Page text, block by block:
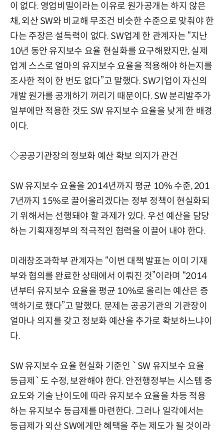
이 없다. 영업비밀이라는 이유로 원가공개는 하지 않은
채, 외산 SW와 비교해 무조건 비슷한 수준으로 맞춰야 한
다는 주장은 설득력이 없다. SW업계 한 관계자는 “지난
10년 동안 유지보수 요율 현실화를 요구해왔지만, 실제
업계 스스로 얼마의 유지보수 요율을 적용해야 하는지를
조사한 적이 한 번도 없다”고 말했다. SW기업이 자신의
개발 원가를 공개하기 꺼리기 때문이다. SW 분리발주가
일부에만 적용한 것도 SW 유지보수 요율을 낮게 한 배경
이다.
◇공공기관장의 정보화 예산 확보 의지가 관건
SW 유지보수 요율을 2014년까지 평균 10% 수준, 201
7년까지 15%로 끌어올리겠다는 정부 정책이 현실화되
기 위해서는 선행돼야 할 과제가 있다. 우선 예산을 담당
하는 기획재정부의 적극적인 협력을 이끌어 내야 한다.
미래창조과학부 관계자는 “이번 대책 발표는 이미 기재
부와 협의를 완료한 상태에서 이뤄진 것”이라며 “2014
년부터 유지보수 요율을 평균 10%로 올리는 예산은 증
액하기로 했다”고 말했다. 문제는 공공기관의 기관장이
얼마나 의지를 갖고 정보화 예산을 추가로 확보하느냐이
다.
SW 유지보수 요율 현실화 기준인 `SW 유지보수 요율
등급제`도 수정, 보완해야 한다. 안전행정부는 시스템 중
요도와 기술 난이도에 따라 유지보수 요율을 차등 적용
하는 유지보수 등급제를 마련한다. 그러나 일각에서는
등급제가 외산 SW에게만 혜택을 주는 제도가 될 것이라